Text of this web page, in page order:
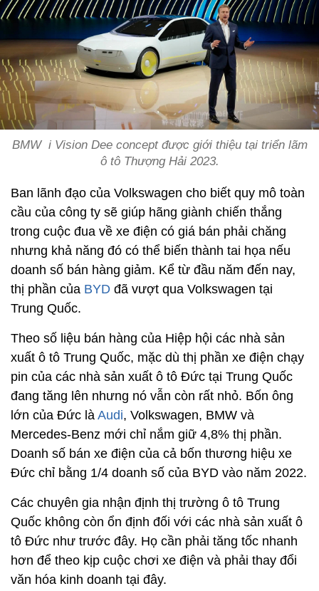
BMW i Vision Dee concept được giới thiệu tại triển lãm
ô tô Thượng Hải 2023.
Ban lãnh đạo của Volkswagen cho biết quy mô toàn
cầu của công ty sẽ giúp hãng giành chiến thắng
trong cuộc đua về xe điện có giá bán phải chăng
nhưng khả năng đó có thể biến thành tai họa nếu
doanh số bán hàng giảm. Kể từ đầu năm đến nay,
thị phần của BYD đã vượt qua Volkswagen tại
Trung Quốc.
Theo số liệu bán hàng của Hiệp hội các nhà sản
xuất ô tô Trung Quốc, mặc dù thị phần xe điện chạy
pin của các nhà sản xuất ô tô Đức tại Trung Quốc
đang tăng lên nhưng nó vẫn còn rất nhỏ. Bốn ông
lớn của Đức là Audi, Volkswagen, BMW và
Mercedes-Benz mới chỉ nắm giữ 4,8% thị phần.
Doanh số bán xe điện của cả bốn thương hiệu xe
Đức chỉ bằng 1/4 doanh số của BYD vào năm 2022.
Các chuyên gia nhận định thị trường ô tô Trung
Quốc không còn ổn định đối với các nhà sản xuất ô
tô Đức như trước đây. Họ cần phải tăng tốc nhanh
hơn để theo kịp cuộc chơi xe điện và phải thay đổi
văn hóa kinh doanh tại đây.